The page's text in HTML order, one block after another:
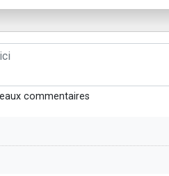
commentaires